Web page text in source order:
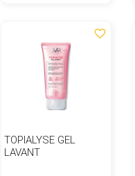
favorite_border
TOPIALYSE GEL
LAVANT